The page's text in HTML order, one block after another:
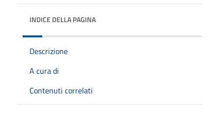
INDICE DELLA PAGINA
Descrizione
A cura di
Contenuti correlati